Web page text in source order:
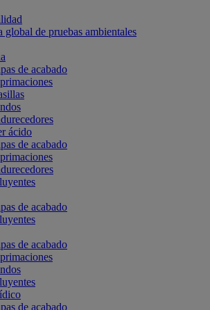
global de pruebas ambientales
de acabado
ácido
de acabado
de acabado
de acabado
de acabado